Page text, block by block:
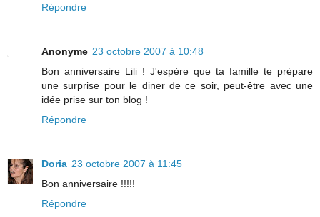
Répondre
Anonyme 23 octobre 2007 à 10:48
Bon anniversaire Lili ! J'espère que ta famille te prépare
une surprise pour le diner de ce soir, peut-être avec une
idée prise sur ton blog !
Répondre
Doria 23 octobre 2007 à 11:45
Bon anniversaire !!!!!
Répondre